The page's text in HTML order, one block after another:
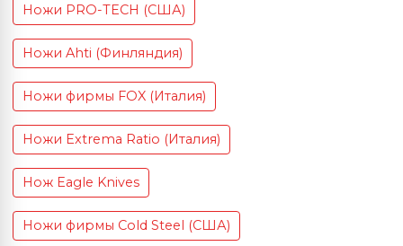
Ножи PRO-TECH (США)
Ножи Ahti (Финляндия)
Ножи фирмы FOX (Италия)
Ножи Extrema Ratio (Италия)
Нож Eagle Knives
Ножи фирмы Cold Steel (США)